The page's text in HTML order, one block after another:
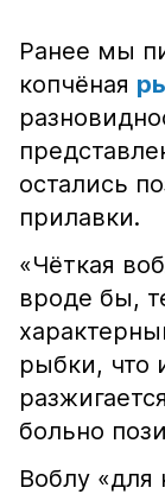
Ранее мы
копчёная
остались
прилавки.
«Чёткая
вроде бы,
рыбки, что
больно
Воблу «для